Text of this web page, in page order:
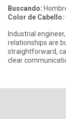
Buscando:
Color de Cabello:
Industrial
relationships are
straightforward,
clear